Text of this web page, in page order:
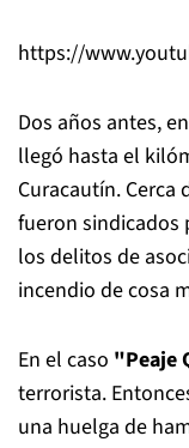
https://
Dos años antes,
llegó hasta el
Curacautín. Cerca
fueron sindicados
los delitos de
incendio de cosa
En el caso "Peaje
terrorista.
una huelga de